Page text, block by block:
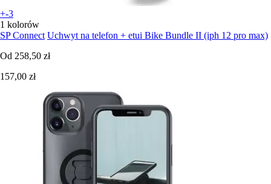
+-3
1 kolorów
SP Connect Uchwyt na telefon + etui Bike Bundle II (iph 12 pro max)
Od 258,50 zł
157,00 zł